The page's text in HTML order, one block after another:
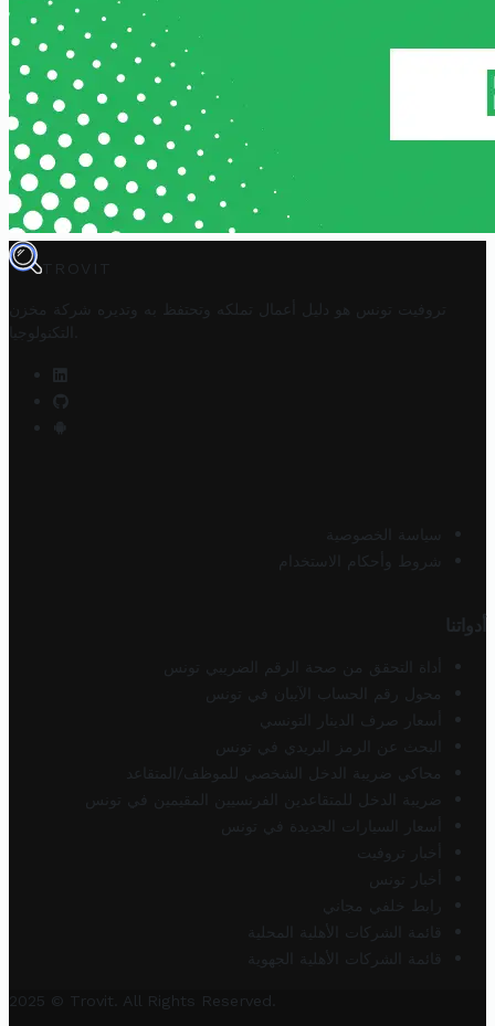
TROVIT
تروفيت تونس هو دليل أعمال تملكه وتحتفظ به وتديره
شركة مخزن
التكنولوجيا
سياسة الخصوصية
شروط وأحكام الاستخدام
أدواتنا
أداة التحقق من صحة الرقم الضريبي تونس
محول رقم الحساب الآيبان في تونس
أسعار صرف الدينار التونسي
البحث عن الرمز البريدي في تونس
محاكي ضريبة الدخل الشخصي للموظف/المتقاعد
ضريبة الدخل للمتقاعدين الفرنسيين المقيمين في تونس
أسعار السيارات الجديدة في تونس
أخبار تروفيت
أخبار تونس
رابط خلفي مجاني
قائمة الشركات الأهلية المحلية
قائمة الشركات الأهلية الجهوية
2025 © Trovit. All Rights Reserved.